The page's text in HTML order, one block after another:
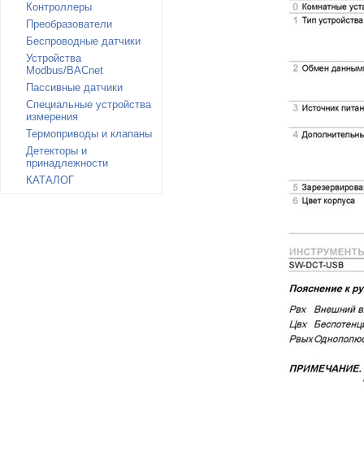
Контроллеры
Преобразователи
Беспроводные датчики
Устройства
Modbus/BACnet
Пассивные датчики
Специальные устройства
измерения
Термоприводы и клапаны
Детекторы и
принадлежности
КАТАЛОГ